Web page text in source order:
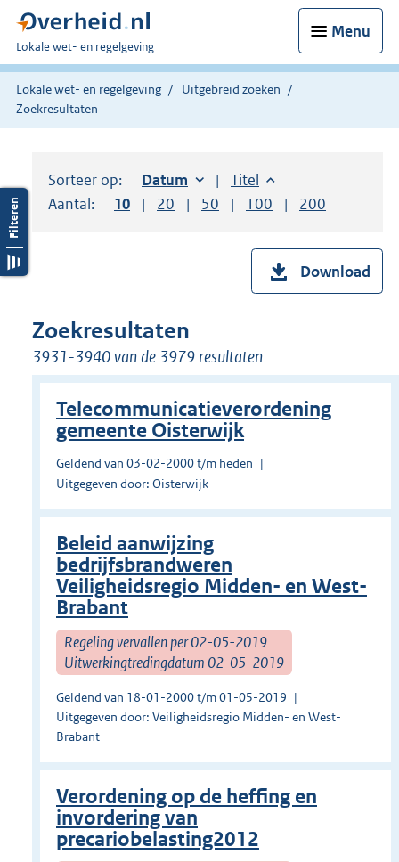
Menu
U
bent
hier:
Lokale wet- en regelgeving
Lokale wet- en regelgeving
Uitgebreid zoeken
Zoekresultaten
Sorteer op: Sorteer op:
Datum oplopendSorteer op:
Titel oplopend
Aantal:
Toon
10 resultaten per pagina
Toon
20 resultaten per pagina
Toon
50 resultaten per pagina
Toon
100 resultaten per
Toon
200
Download
Zoekresultaten
3931-3940 van de 3979 resultaten
Telecommunicatieverordening
gemeente Oisterwijk
Geldend van 03-02-2000 t/m heden
Uitgegeven door: Oisterwijk
Beleid aanwijzing
bedrijfsbrandweren
Veiligheidsregio Midden- en West-
Brabant
Regeling vervallen per 02-05-2019
Uitwerkingtredingdatum 02-05-2019
Geldend van 18-01-2000 t/m 01-05-2019
Uitgegeven door: Veiligheidsregio Midden- en West-
Brabant
Verordening op de heffing en
invordering van
precariobelasting2012